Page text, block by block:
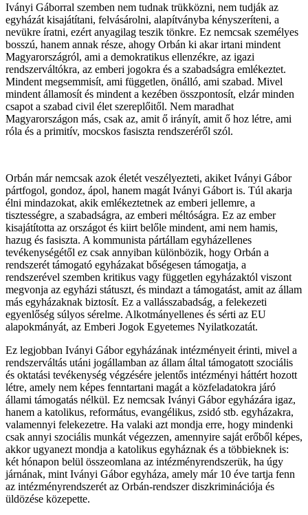
Iványi Gáborral szemben nem tudnak trükközni, nem tudják az
egyházát kisajátítani, felvásárolni, alapítványba kényszeríteni, a
nevükre íratni, ezért anyagilag teszik tönkre. Ez nemcsak személyes
bosszú, hanem annak része, ahogy Orbán ki akar irtani mindent
Magyarországról, ami a demokratikus ellenzékre, az igazi
rendszerváltókra, az emberi jogokra és a szabadságra emlékeztet.
Mindent megsemmisít, ami független, önálló, ami szabad. Mivel
mindent államosít és mindent a kezében összpontosít, elzár minden
csapot a szabad civil élet szereplőitől. Nem maradhat
Magyarországon más, csak az, amit ő irányít, amit ő hoz létre, ami
róla és a primitív, mocskos fasiszta rendszeréről szól.
Orbán már nemcsak azok életét veszélyezteti, akiket Iványi Gábor
pártfogol, gondoz, ápol, hanem magát Iványi Gábort is. Túl akarja
élni mindazokat, akik emlékeztetnek az emberi jellemre, a
tisztességre, a szabadságra, az emberi méltóságra. Ez az ember
kisajátította az országot és kiirt belőle mindent, ami nem hamis,
hazug és fasiszta. A kommunista pártállam egyházellenes
tevékenységétől ez csak annyiban különbözik, hogy Orbán a
rendszerét támogató egyházakat bőségesen támogatja, a
rendszerével szemben kritikus vagy független egyházaktól viszont
megvonja az egyházi státuszt, és mindazt a támogatást, amit az állam
más egyházaknak biztosít. Ez a vallásszabadság, a felekezeti
egyenlőség súlyos sérelme. Alkotmányellenes és sérti az EU
alapokmányát, az Emberi Jogok Egyetemes Nyilatkozatát.
Ez legjobban Iványi Gábor egyházának intézményeit érinti, mivel a
rendszerváltás utáni jogállamban az állam által támogatott szociális
és oktatási tevékenység végzésére jelentős intézményi háttért hozott
létre, amely nem képes fenntartani magát a közfeladatokra járó
állami támogatás nélkül. Ez nemcsak Iványi Gábor egyházára igaz,
hanem a katolikus, református, evangélikus, zsidó stb. egyházakra,
valamennyi felekezetre. Ha valaki azt mondja erre, hogy mindenki
csak annyi szociális munkát végezzen, amennyire saját erőből képes,
akkor ugyanezt mondja a katolikus egyháznak és a többieknek is:
két hónapon belül összeomlana az intézményrendszerük, ha úgy
járnának, mint Iványi Gábor egyháza, amely már 10 éve tartja fenn
az intézményrendszerét az Orbán-rendszer diszkriminációja és
üldözése közepette.